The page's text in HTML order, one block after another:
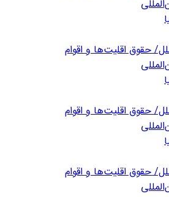
اقلیت‌ها و اقوام
اقلیت‌ها و اقوام
اقلیت‌ها و اقوام